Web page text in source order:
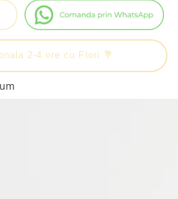
2-4 ore cu Flori 💐